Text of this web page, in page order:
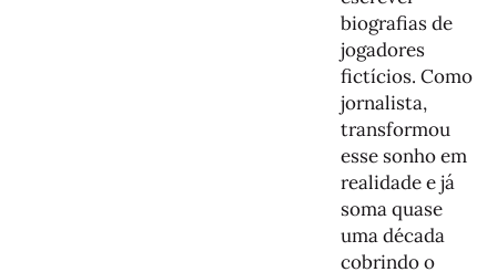
biografias de
jogadores
fictícios. Como
jornalista,
transformou
esse sonho em
realidade e já
soma quase
uma década
cobrindo o